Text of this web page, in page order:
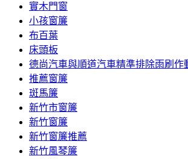
實木門窗
小孩窗簾
布百葉
床頭板
德尚汽車與順道汽車精準排除雨刷作
推薦窗簾
斑馬簾
新竹市窗簾
新竹窗簾
新竹窗簾推薦
新竹風琴簾